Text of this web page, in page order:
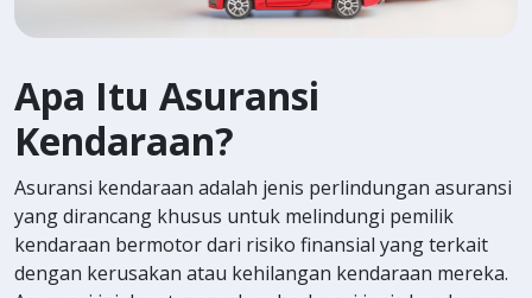
Apa Itu Asuransi
Kendaraan?
Asuransi kendaraan adalah jenis perlindungan asuransi
yang dirancang khusus untuk melindungi pemilik
kendaraan bermotor dari risiko finansial yang terkait
dengan kerusakan atau kehilangan kendaraan mereka.